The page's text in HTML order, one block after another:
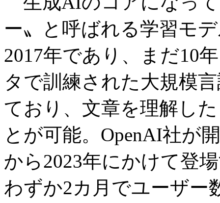
ー〟と呼ばれる学習モ
2017年であり、まだ10
タで訓練された大規模
ており、文章を理解し
とが可能。OpenAI社が
から2023年にかけて登
わずか2カ月でユーザー